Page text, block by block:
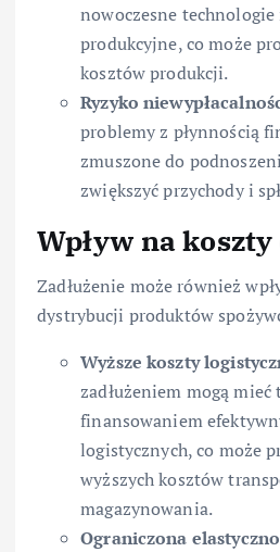
nowoczesne
produkcyjne, co może
kosztów produkcji.
Ryzyko
problemy z płynnością
zmuszone do
zwiększyć przychody i
Wpływ na
Zadłużenie może również
dystrybucji produktów
Wyższe koszty
zadłużeniem mogą
finansowaniem
logistycznych, co może
wyższych kosztów
magazynowania.
Ograniczona